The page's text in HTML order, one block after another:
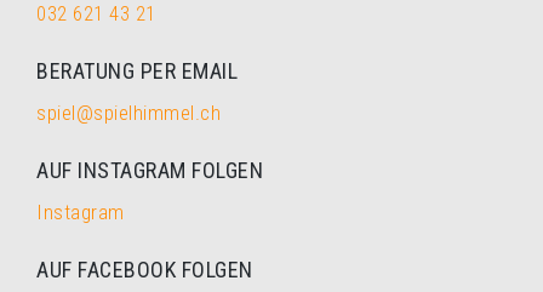
032 621 43 21
BERATUNG PER EMAIL
spiel@spielhimmel.ch
AUF INSTAGRAM FOLGEN
Instagram
AUF FACEBOOK FOLGEN